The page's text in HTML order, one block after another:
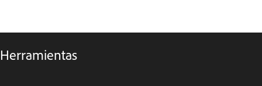
Herramientas